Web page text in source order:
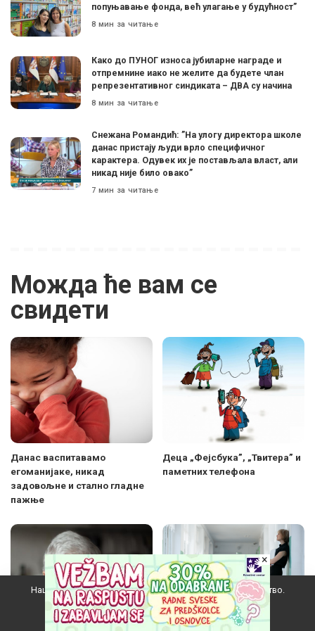
попуњавање фонда, већ улагање у будућност”
8 мин за читање
Како до ПУНОГ износа јубиларне награде и
отпремнине иако не желите да будете члан
репрезентативног синдиката – ДВА су начина
8 мин за читање
Снежана Романдић: ”На улогу директора школе
данас пристају људи врло специфичног
карактера. Одувек их је постављала власт, али
никад није било овако”
7 мин за читање
Можда ће вам се
свидети
Данас васпитавамо
егоманијаке, никад
задовољне и стално гладне
пажње
Деца „Фејсбука”, „Твитера” и
паметних телефона
Наш вебсајт користи колачиће да побољша ваше искуство.
Прихватам
×